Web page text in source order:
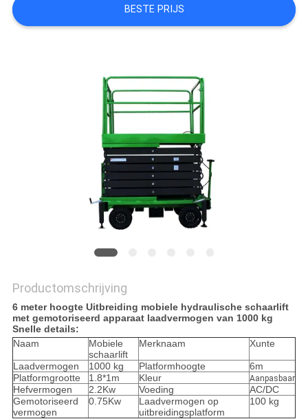
SITEMAP
BESTE PRIJS
Productomschrijving
6 meter hoogte Uitbreiding mobiele hydraulische schaarlift
met gemotoriseerd apparaat laadvermogen van 1000 kg
Snelle details:
Naam
Mobiele
schaarlift
Merknaam Xunte
Laadvermogen 1000 kg Platformhoogte
6m
Platformgrootte
1.8*1m Kleur Aanpasbaar
Hefvermogen 2.2Kw Voeding
AC/DC
Gemotoriseerd
vermogen
0.75Kw
Laadvermogen op
uitbreidingsplatform
100 kg